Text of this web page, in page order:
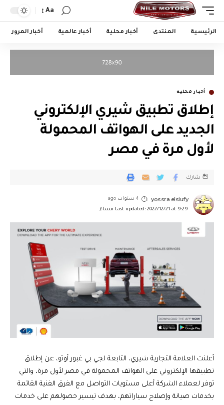
Aa
الرئيسية المنتدى أخبار محلية أخبار عالمية أخبار المرور
أخبار محلية
إطلاق تطبيق شيري الإلكتروني
الجديد على الهواتف المحمولة
لأول مرة في مصر
Last updated: 2022/12/21 at 9:29 مساءً
yossra elsiufy 4 سنوات ago
شارك
أعلنت العلامة التجارية شيري، التابعة لجي بي غبور أوتو، عن إطلاق
تطبيقها الإلكتروني على الهواتف المحمولة في مصر لأول مرة، والتي
توفر لعملاء الشركة أعلى مستويات التواصل مع الفرق الفنية القائمة
بخدمات صيانة وإصلاح سياراتهم، بهدف تيسير حصولهم على خدمات